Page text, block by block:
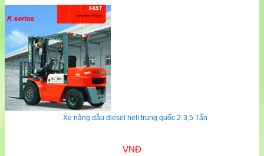
Xe nâng dầu diesel heli trung quốc 2-3,5 Tấn
VNĐ